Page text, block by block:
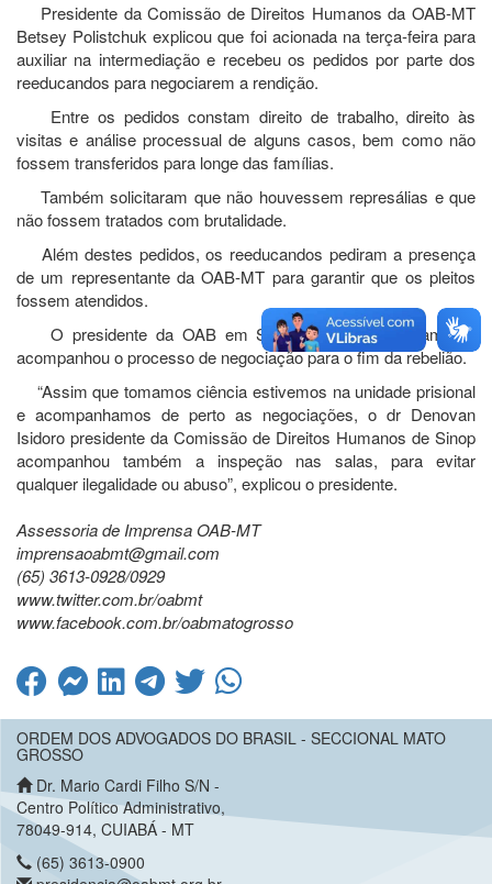
Presidente da Comissão de Direitos Humanos da OAB-MT
Betsey Polistchuk explicou que foi acionada na terça-feira para
auxiliar na intermediação e recebeu os pedidos por parte dos
reeducandos para negociarem a rendição.
Entre os pedidos constam direito de trabalho, direito às
visitas e análise processual de alguns casos, bem como não
fossem transferidos para longe das famílias.
Também solicitaram que não houvessem represálias e que
não fossem tratados com brutalidade.
Além destes pedidos, os reeducandos pediram a presença
de um representante da OAB-MT para garantir que os pleitos
fossem atendidos.
O presidente da OAB em Sinop Felipe Guerra também
acompanhou o processo de negociação para o fim da rebelião.
“Assim que tomamos ciência estivemos na unidade prisional
e acompanhamos de perto as negociações, o dr Denovan
Isidoro presidente da Comissão de Direitos Humanos de Sinop
acompanhou também a inspeção nas salas, para evitar
qualquer ilegalidade ou abuso”, explicou o presidente.
Assessoria de Imprensa OAB-MT
imprensaoabmt@gmail.com
(65) 3613-0928/0929
www.twitter.com.br/oabmt
www.facebook.com.br/oabmatogrosso
ORDEM DOS ADVOGADOS DO BRASIL - SECCIONAL MATO
GROSSO
Dr. Mario Cardi Filho S/N -
Centro Político Administrativo,
78049-914, CUIABÁ - MT
(65) 3613-0900